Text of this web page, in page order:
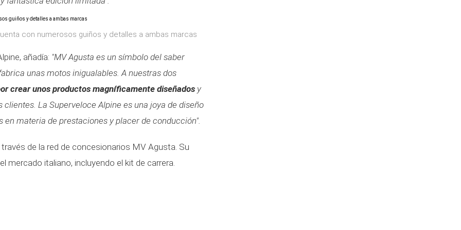
con numerosos guiños y detalles a ambas marcas
añadía: "MV Agusta es un símbolo del saber
unas motos inigualables. A nuestras dos
crear unos productos magníficamente diseñados y
La Superveloce Alpine es una joya de diseño
materia de prestaciones y placer de conducción".
de la red de concesionarios MV Agusta. Su
mercado italiano, incluyendo el kit de carrera.